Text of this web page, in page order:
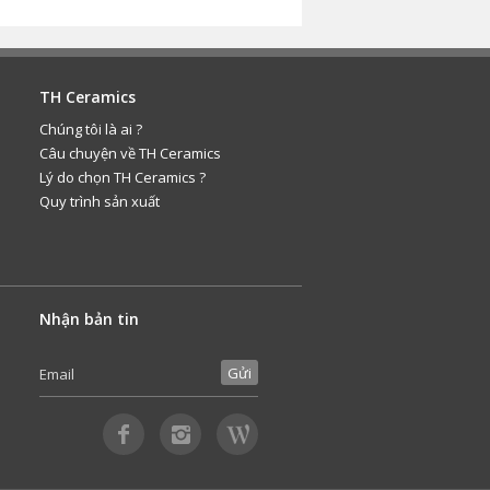
TH Ceramics
Chúng tôi là ai ?
Câu chuyện về TH Ceramics
Lý do chọn TH Ceramics ?
Quy trình sản xuất
Nhận bản tin